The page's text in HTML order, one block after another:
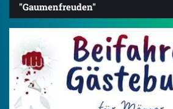
"Gaumenfreuden"